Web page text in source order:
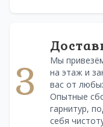
3
Мы
на этаж и
вас от
Опытные
гарнитур,
себя